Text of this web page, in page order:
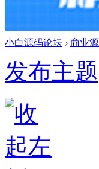
小白源码论坛 › 商业
发布主题